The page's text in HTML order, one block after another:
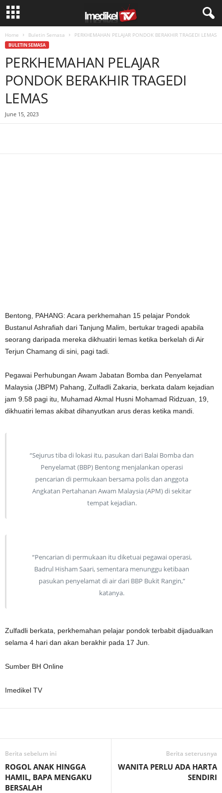
Home Buletin Semasa PERKHEMAHAN PELAJAR PONDOK BERAKHIR TRAGEDI LEMAS
BULETIN SEMASA
PERKHEMAHAN PELAJAR
PONDOK BERAKHIR TRAGEDI
LEMAS
June 15, 2023
Bentong, PAHANG: Acara perkhemahan 15 pelajar Pondok
Bustanul Ashrafiah dari Tanjung Malim, bertukar tragedi apabila
seorang daripada mereka dikhuatiri lemas ketika berkelah di Air
Terjun Chamang di sini, pagi tadi.
Pegawai Perhubungan Awam Jabatan Bomba dan Penyelamat
Malaysia (JBPM) Pahang, Zulfadli Zakaria, berkata dalam kejadian
jam 9.58 pagi itu, Muhamad Akmal Husni Mohamad Ridzuan, 19,
dikhuatiri lemas akibat dihanyutkan arus deras ketika mandi.
“Sejurus tiba di lokasi itu, pasukan dari Balai Bomba dan
Penyelamat (BBP) Bentong menjalankan operasi
pencarian di permukaan bersama polis dan anggota
Angkatan Pertahanan Awam Malaysia (APM) di sekitar
tempat kejadian.
“Pencarian di permukaan itu diketuai pegawai operasi,
Badrul Hisham Saari, sementara menunggu ketibaan
pasukan penyelamat di air dari BBP Bukit Rangin,”
katanya.
Zulfadli berkata, perkhemahan pelajar pondok terbabit dijadualkan
selama 4 hari dan akan berakhir pada 17 Jun.
Sumber BH Online
Imedikel TV
Berita sebelum ini
ROGOL ANAK HINGGA
HAMIL, BAPA MENGAKU
BERSALAH
Berita seterusnya
WANITA PERLU ADA HARTA
SENDIRI